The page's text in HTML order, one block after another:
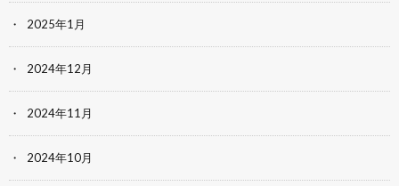
2025年1月
2024年12月
2024年11月
2024年10月